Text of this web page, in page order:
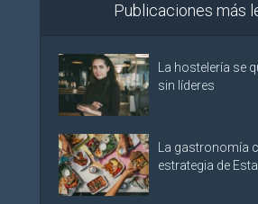
Publicaciones más
La hostelería se
sin líderes
La gastronomía
estrategia de